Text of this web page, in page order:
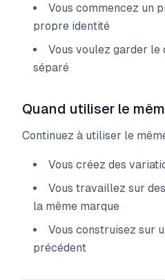
Vous commencez un
propre identité
Vous voulez garder
séparé
Quand utiliser le
Continuez à utiliser le
Vous créez des
Vous travaillez sur
la même marque
Vous construisez sur
précédent